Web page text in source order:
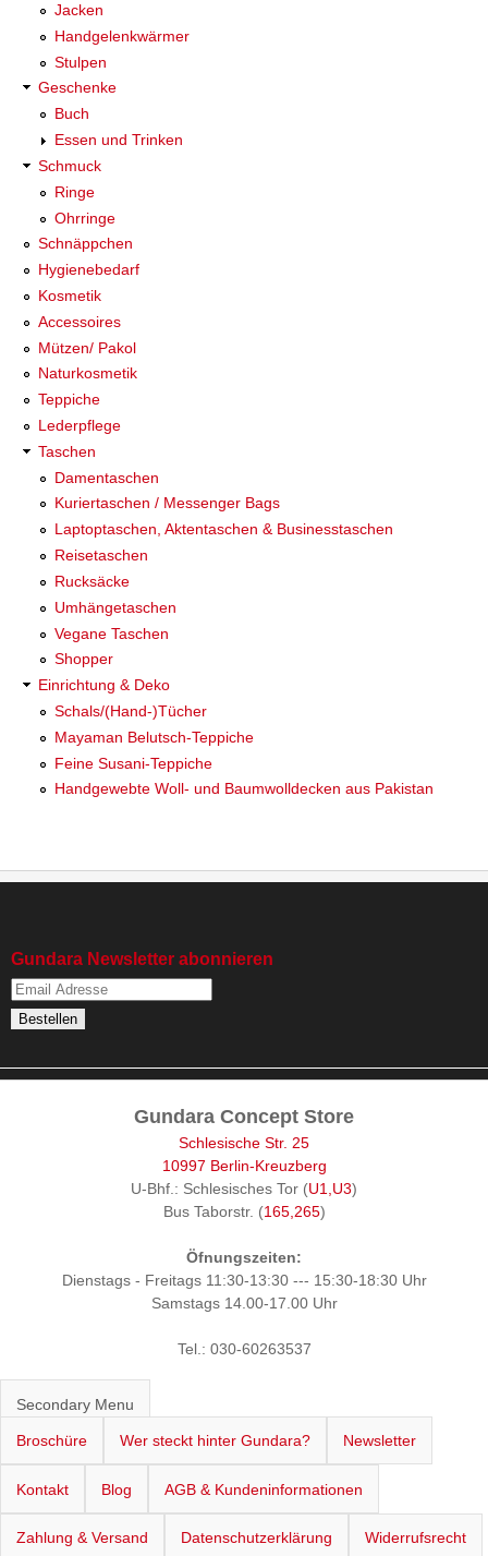
Jacken
Handgelenkwärmer
Stulpen
Geschenke
Buch
Essen und Trinken
Schmuck
Ringe
Ohrringe
Schnäppchen
Hygienebedarf
Kosmetik
Accessoires
Mützen/ Pakol
Naturkosmetik
Teppiche
Lederpflege
Taschen
Damentaschen
Kuriertaschen / Messenger Bags
Laptoptaschen, Aktentaschen & Businesstaschen
Reisetaschen
Rucksäcke
Umhängetaschen
Vegane Taschen
Shopper
Einrichtung & Deko
Schals/(Hand-)Tücher
Mayaman Belutsch-Teppiche
Feine Susani-Teppiche
Handgewebte Woll- und Baumwolldecken aus Pakistan
Gundara Newsletter abonnieren
Gundara Concept Store
Schlesische Str. 25
10997 Berlin-Kreuzberg
U-Bhf.: Schlesisches Tor (U1,U3)
Bus Taborstr. (165,265)
Öfnungszeiten:
Dienstags - Freitags 11:30-13:30 --- 15:30-18:30 Uhr
Samstags 14.00-17.00 Uhr
Tel.: 030-60263537
Secondary Menu
Broschüre Wer steckt hinter Gundara? Newsletter
Kontakt Blog AGB & Kundeninformationen
Zahlung & Versand Datenschutzerklärung Widerrufsrecht